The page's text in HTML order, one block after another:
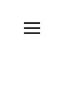
für
dabei sein.